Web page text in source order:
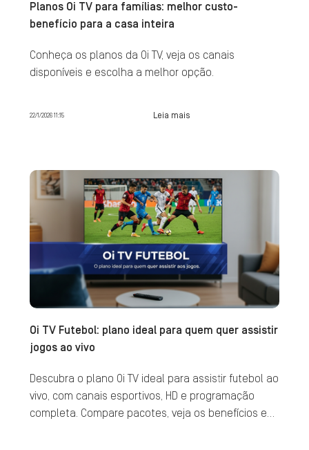
Planos Oi TV para famílias: melhor custo-
benefício para a casa inteira
Conheça os planos da Oi TV, veja os canais
disponíveis e escolha a melhor opção.
22/1/2026 11:15 Leia mais
Oi TV Futebol: plano ideal para quem quer assistir
jogos ao vivo
Descubra o plano Oi TV ideal para assistir futebol ao
vivo, com canais esportivos, HD e programação
completa. Compare pacotes, veja os benefícios e